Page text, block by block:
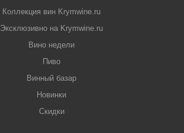
Коллекция вин Krymwine.ru
Эксклюзивно на Krymwine.ru
Вино недели
Пиво
Винный базар
Новинки
Скидки